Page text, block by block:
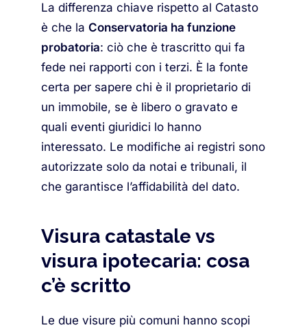
La differenza chiave rispetto al Catasto
è che la Conservatoria ha funzione
probatoria: ciò che è trascritto qui fa
fede nei rapporti con i terzi. È la fonte
certa per sapere chi è il proprietario di
un immobile, se è libero o gravato e
quali eventi giuridici lo hanno
interessato. Le modifiche ai registri sono
autorizzate solo da notai e tribunali, il
che garantisce l’affidabilità del dato.
Visura catastale vs
visura ipotecaria: cosa
c’è scritto
Le due visure più comuni hanno scopi